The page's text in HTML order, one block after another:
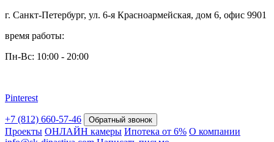
г. Санкт-Петербург, ул. 6-я Красноармейская, дом 6, офис 9901
время работы:
Пн-Вс: 10:00 - 20:00
Pinterest
+7 (812) 660-57-46 Обратный звонок
Проекты ОНЛАЙН камеры Ипотека от 6% О компании